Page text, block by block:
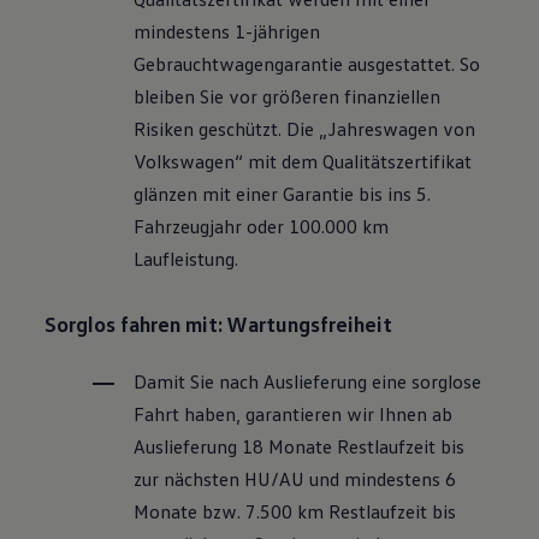
Räder und Reifen
Pannen- und Unfallhilfe
Volkswagen Teile
Zubehör
Schutz und Pflege
Transport
Individualisieren
Wallbox und Ladekabel
Volkswagen Apps, Login und Shop
Handy und Fahrzeug verbinden
Über Ihr Auto
Vorgängermodelle
Kundeninformationen
Volkswagen Kundenbetreuung
Warn- und Kontrollleuchten
Digitale Betriebsanleitung
mindestens 1-jährigen
Gebrauchtwagengarantie ausgestattet. So
bleiben Sie vor größeren finanziellen
Risiken geschützt. Die „Jahreswagen von
Volkswagen“ mit dem Qualitätszertifikat
glänzen mit einer Garantie bis ins 5.
Fahrzeugjahr oder 100.000 km
Laufleistung.
Sorglos fahren mit: Wartungsfreiheit
Damit Sie nach Auslieferung eine sorglose
Fahrt haben, garantieren wir Ihnen ab
Auslieferung 18 Monate Restlaufzeit bis
zur nächsten HU/AU und mindestens 6
Monate bzw. 7.500 km Restlaufzeit bis